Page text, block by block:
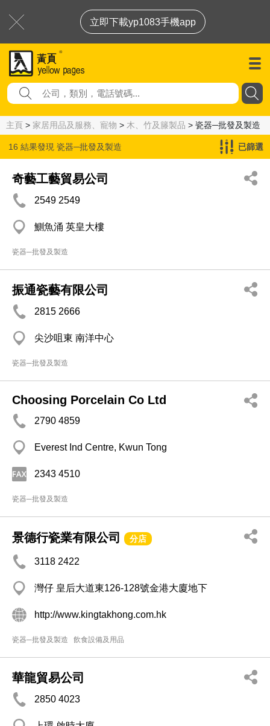
立即下載yp1083手機app
主頁 > 家居用品及服務、寵物 > 木、竹及籐製品 > 瓷器─批發及製造
16 結果發現 瓷器─批發及製造 已篩選
奇藝工藝貿易公司
2549 2549
鰂魚涌 英皇大樓
瓷器─批發及製造
振通瓷藝有限公司
2815 2666
尖沙咀東 南洋中心
瓷器─批發及製造
Choosing Porcelain Co Ltd
2790 4859
Everest Ind Centre, Kwun Tong
2343 4510
瓷器─批發及製造
景德行瓷業有限公司 分店
3118 2422
灣仔 皇后大道東126-128號金港大廈地下
http://www.kingtakhong.com.hk
瓷器─批發及製造 飲食設備及用品
華龍貿易公司
2850 4023